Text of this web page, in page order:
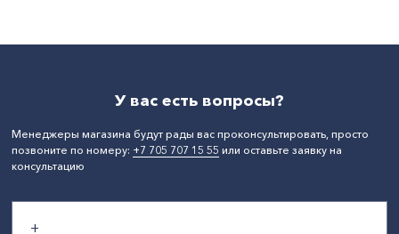
У вас есть вопросы?
Менеджеры магазина будут рады вас проконсультировать, просто
позвоните по номеру: +7 705 707 15 55 или оставьте заявку на
консультацию